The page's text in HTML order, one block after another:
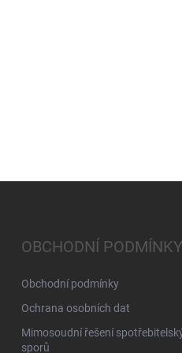
OBCHODNÍ PODMÍNKY
Obchodní podmínky
Ochrana osobních dat
Mimosoudní řešení
sporů